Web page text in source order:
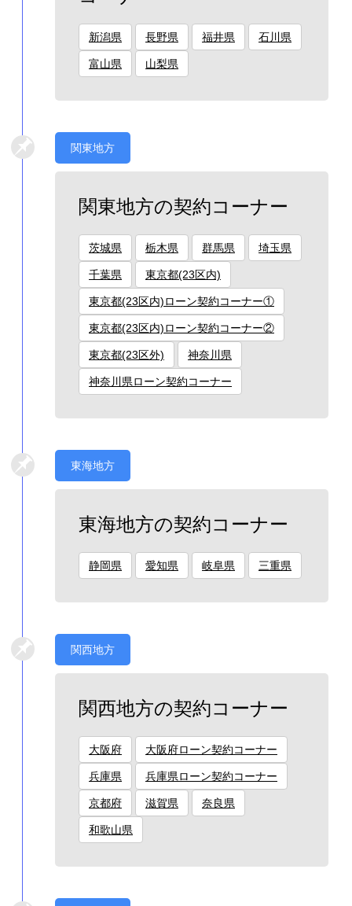
新潟県 長野県 福井県 石川県
富山県 山梨県
関東地方
関東地方の契約コーナー
茨城県 栃木県 群馬県 埼玉県
千葉県 東京都(23区内)
東京都(23区内)ローン契約コーナー①
東京都(23区内)ローン契約コーナー②
東京都(23区外) 神奈川県
神奈川県ローン契約コーナー
東海地方
東海地方の契約コーナー
静岡県 愛知県 岐阜県 三重県
関西地方
関西地方の契約コーナー
大阪府 大阪府ローン契約コーナー
兵庫県 兵庫県ローン契約コーナー
京都府 滋賀県 奈良県
和歌山県